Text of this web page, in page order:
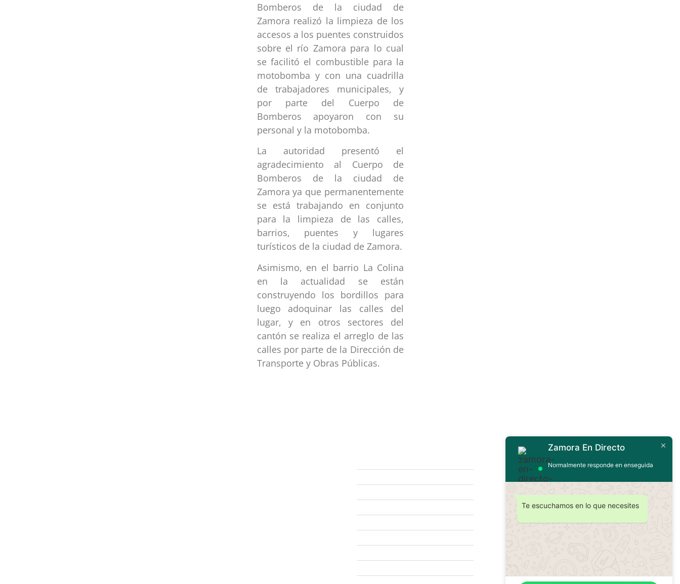
Bomberos de la ciudad de
Zamora realizó la limpieza de los
accesos a los puentes construidos
sobre el río Zamora para lo cual
se facilitó el combustible para la
motobomba y con una cuadrilla
de trabajadores municipales, y
por parte del Cuerpo de
Bomberos apoyaron con su
personal y la motobomba.
La autoridad presentó el
agradecimiento al Cuerpo de
Bomberos de la ciudad de
Zamora ya que permanentemente
se está trabajando en conjunto
para la limpieza de las calles,
barrios, puentes y lugares
turísticos de la ciudad de Zamora.
Asimismo, en el barrio La Colina
en la actualidad se están
construyendo los bordillos para
luego adoquinar las calles del
lugar, y en otros sectores del
cantón se realiza el arreglo de las
calles por parte de la Dirección de
Transporte y Obras Públicas.
Webmail
Zamora
Yantzaza
Centinela del Cóndor
El Pangui
Palanda
Nangaritza
Paquisha
Contáctanos
Enviar
Zamora En Directo
Normalmente responde en enseguida
Te escuchamos en lo que necesites